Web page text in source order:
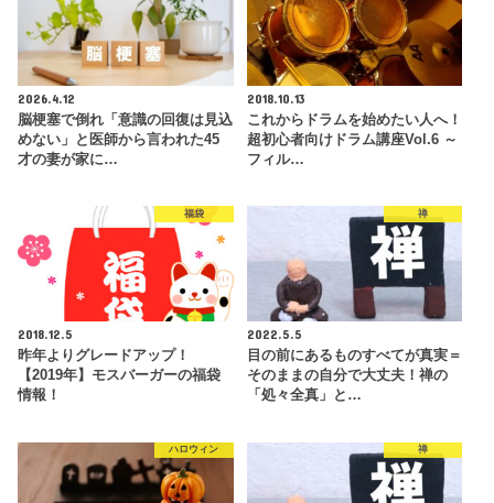
2026.4.12
脳梗塞で倒れ「意識の回復は見込
めない」と医師から言われた45
才の妻が家に…
2018.10.13
これからドラムを始めたい人へ！
超初心者向けドラム講座Vol.6 ～
フィル…
福袋
2018.12.5
昨年よりグレードアップ！
【2019年】モスバーガーの福袋
情報！
禅
2022.5.5
目の前にあるものすべてが真実＝
そのままの自分で大丈夫！禅の
「処々全真」と…
ハロウィン 禅